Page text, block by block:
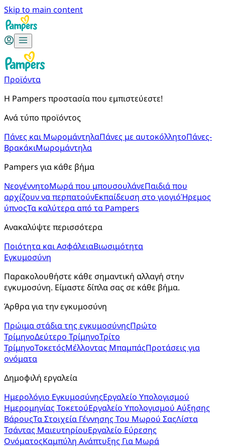
Skip to main content
Προϊόντα
Η Pampers προστασία που εμπιστεύεστε!
Ανά τύπο προϊόντος
Πάνες και ΜωρομάντηλαΠάνες με αυτοκόλλητοΠάνες-
ΒρακάκιΜωρομάντηλα
Pampers για κάθε βήμα
ΝεογέννητοΜωρά που μπουσουλάνεΠαιδιά που
αρχίζουν να περπατούνΕκπαίδευση στο γιογιόΉρεμος
ύπνοςΤα καλύτερα από τα Pampers
Ανακαλύψτε περισσότερα
Ποιότητα και ΑσφάλειαΒιωσιμότητα
Εγκυμοσύνη
Παρακολουθήστε κάθε σημαντική αλλαγή στην
εγκυμοσύνη. Είμαστε δίπλα σας σε κάθε βήμα.
Άρθρα για την εγκυμοσύνη
Πρώιμα στάδια της εγκυμοσύνηςΠρώτο
ΤρίμηνοΔεύτερο ΤρίμηνοΤρίτο
ΤρίμηνοΤοκετόςΜέλλοντας ΜπαμπάςΠροτάσεις για
ονόματα
Δημοφιλή εργαλεία
Ημερολόγιο ΕγκυμοσύνηςΕργαλείο Υπολογισμού
Ημερομηνίας ΤοκετούΕργαλείο Υπολογισμού Αύξησης
ΒάρουςΤα Στοιχεία Γέννησης Του Μωρού ΣαςΛίστα
Τσάντας ΜαιευτηρίουΕργαλείο Εύρεσης
ΟνόματοςΚαμπύλη Ανάπτυξης Για Μωρά